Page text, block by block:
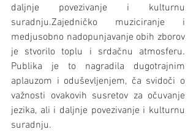
daljnje povezivanje i kulturnu
suradnju.Zajedničko muziciranje i
medjusobno nadopunjavanje obih zborov
je stvorilo toplu i srdačnu atmosferu.
Publika je to nagradila dugotrajnim
aplauzom i oduševljenjem, ča svidoči o
važnosti ovakovih susretov za očuvanje
jezika, ali i daljnje povezivanje i kulturnu
suradnju.